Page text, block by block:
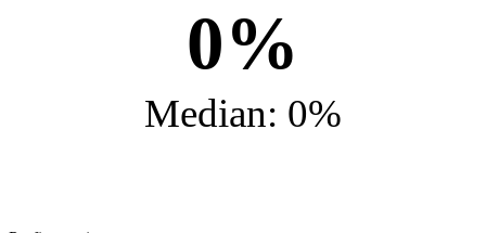
0%
Median: 0%